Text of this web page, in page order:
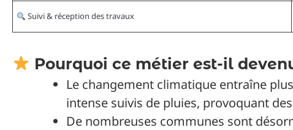
Suivi & réception des travaux
Pourquoi ce métier est-il
Le changement climatique entraîne
intense suivis de pluies, provoquant
De nombreuses communes sont